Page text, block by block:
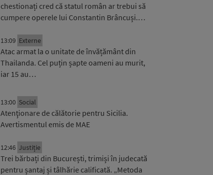
chestionați cred că statul român ar trebui să
cumpere operele lui Constantin Brâncuși.…
13:09 Externe
Atac armat la o unitate de învățământ din
Thailanda. Cel puțin șapte oameni au murit,
iar 15 au…
13:00 Social
Atenţionare de călătorie pentru Sicilia.
Avertismentul emis de MAE
12:46 Justiție
Trei bărbați din București, trimiși în judecată
pentru șantaj și tâlhărie calificată. „Metoda